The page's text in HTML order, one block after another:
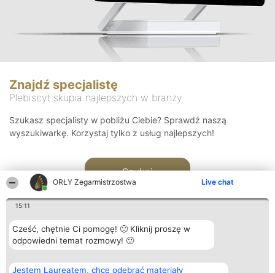
ORŁY Zegarmistrzostwa Live chat
15:11
Cześć, chętnie Ci pomogę! 🙂 Kliknij proszę w
odpowiedni temat rozmowy! 🙂
Jestem Laureatem, chcę odebrać materiały
Znajdź specjalistę
Plebiscyt skupia najlepszych w branży
Szukasz specjalisty w pobliżu Ciebie? Sprawdź naszą
wyszukiwarkę. Korzystaj tylko z usług najlepszych!
Szukaj
Organizator plebiscytu
Bright Side Solutions sp. z o.
Plebiscyt
Laureaci
Kontakt
Kontakt